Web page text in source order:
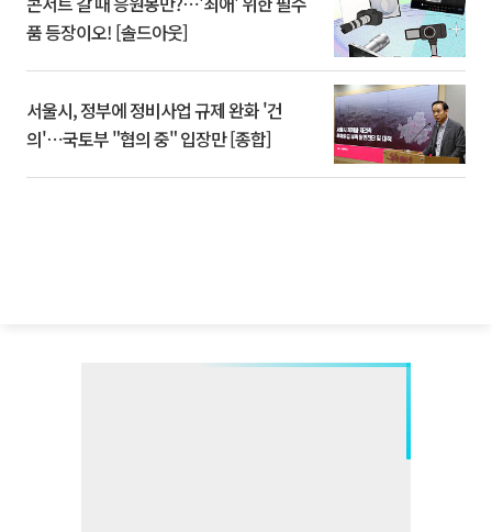
품 등장이오! [솔드아웃]
서울시, 정부에 정비사업 규제 완화 '건
의'⋯국토부 "협의 중" 입장만 [종합]